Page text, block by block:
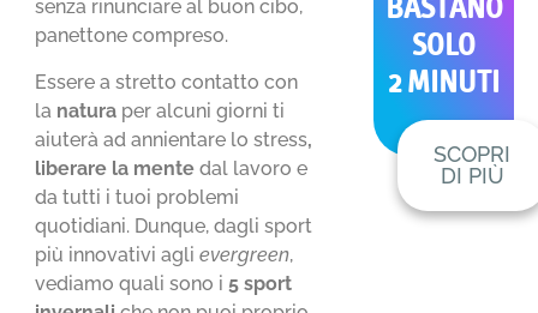
senza rinunciare al buon cibo,
panettone compreso.
Essere a stretto contatto con
la natura per alcuni giorni ti
aiuterà ad annientare lo stress,
liberare la mente dal lavoro e
da tutti i tuoi problemi
quotidiani. Dunque, dagli sport
più innovativi aglievergreen,
vediamo quali sono i 5 sport
BASTANO
SOLO
2 MINUTI
SCOPRI
DI PIÙ